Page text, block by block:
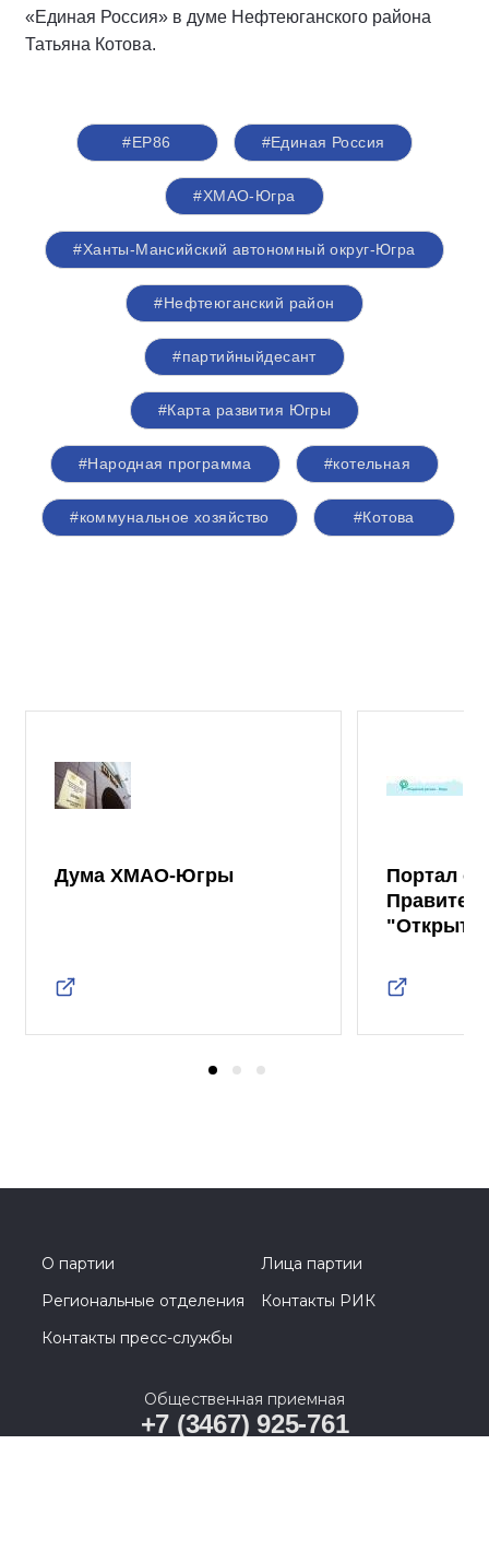
«Единая Россия» в думе Нефтеюганского района
Татьяна Котова.
#ЕР86 #Единая Россия
#ХМАО-Югра
#Ханты-Мансийский автономный округ-Югра
#Нефтеюганский район
#партийныйдесант
#Карта развития Югры
#Народная программа #котельная
#коммунальное хозяйство #Котова
Дума ХМАО-Югры
Портал
О партии
Лица партии
Региональные отделения
Контакты РИК
Контакты пресс-службы
Общественная приемная
+7 (3467) 925-761